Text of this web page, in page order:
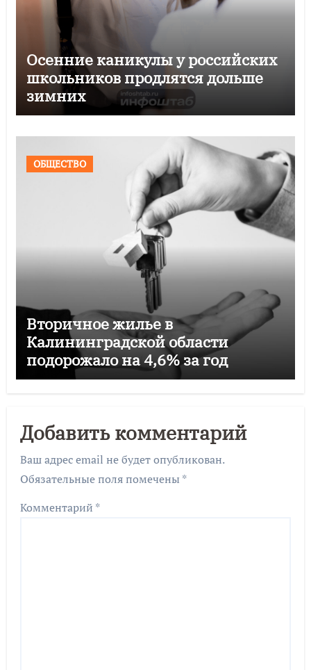
Осенние каникулы у российских
школьников продлятся дольше
зимних
ОБЩЕСТВО
Вторичное жилье в
Калининградской области
подорожало на 4,6% за год
Добавить комментарий
Ваш адрес email не будет опубликован.
Обязательные поля помечены *
Комментарий *